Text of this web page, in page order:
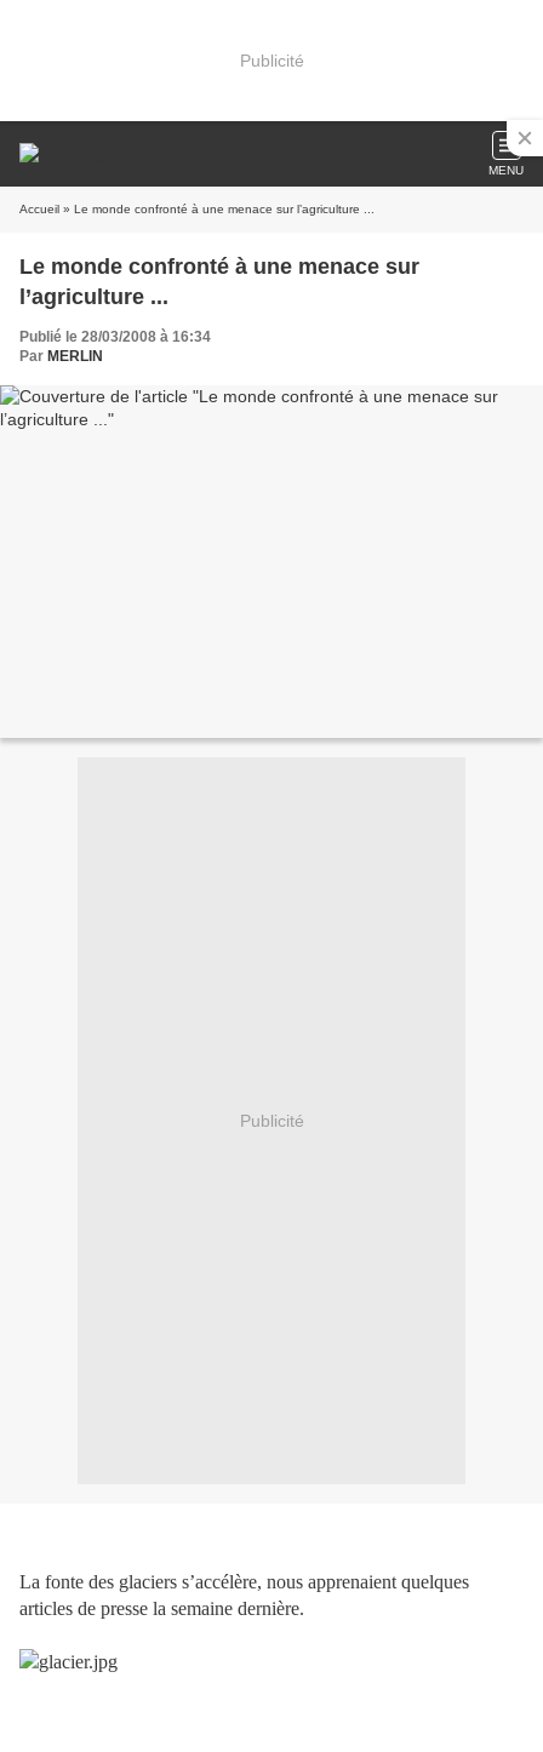
Publicité
MENU
Accueil » Le monde confronté à une menace sur l’agriculture ...
Le monde confronté à une menace sur
l’agriculture ...
Publié le 28/03/2008 à 16:34
Par MERLIN
Publicité
La fonte des glaciers s’accélère, nous apprenaient quelques
articles de presse la semaine dernière.